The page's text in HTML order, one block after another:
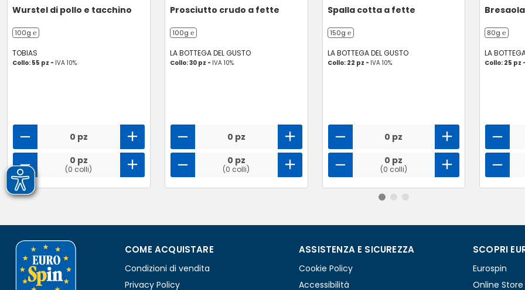
Wurstel di pollo e tacchino
100g ℮
TOBIAS
Collo: 55 pz - IVA 10%
0 pz
0 pz
(0 colli)
Prosciutto crudo a fette
100g ℮
LA BOTTEGA DEL GUSTO
Collo: 30 pz - IVA 10%
0 pz
0 pz
(0 colli)
Spalla cotta a fette
150g ℮
LA BOTTEGA DEL GUSTO
Collo: 22 pz - IVA 10%
0 pz
0 pz
(0 colli)
80g ℮
LA
Collo: 25 pz
COME ACQUISTARE
Condizioni di vendita
Privacy Policy
ASSISTENZA E SICUREZZA
Cookie Policy
Accessibilità
SCOPRI
Eurospin
Online Store